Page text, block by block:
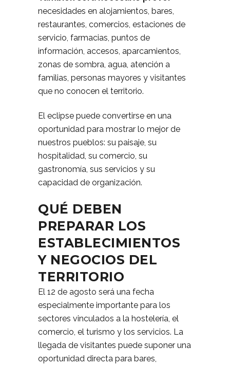
necesidades en alojamientos, bares,
restaurantes, comercios, estaciones de
servicio, farmacias, puntos de
información, accesos, aparcamientos,
zonas de sombra, agua, atención a
familias, personas mayores y visitantes
que no conocen el territorio.
El eclipse puede convertirse en una
oportunidad para mostrar lo mejor de
nuestros pueblos: su paisaje, su
hospitalidad, su comercio, su
gastronomía, sus servicios y su
capacidad de organización.
QUÉ DEBEN
PREPARAR LOS
ESTABLECIMIENTOS
Y NEGOCIOS DEL
TERRITORIO
El 12 de agosto será una fecha
especialmente importante para los
sectores vinculados a la hostelería, el
comercio, el turismo y los servicios. La
llegada de visitantes puede suponer una
oportunidad directa para bares,